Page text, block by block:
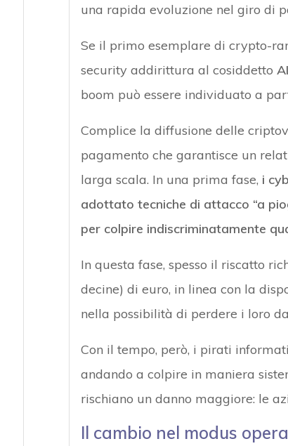
una rapida evoluzione nel giro di
Se il primo esemplare di crypto-
security addirittura al cosiddetto
boom può essere individuato a
Complice la diffusione delle
pagamento che garantisce un
larga scala. In una prima fase, i
adottato tecniche di attacco “a
per colpire indiscriminatamente
In questa fase, spesso il riscatto
decine) di euro, in linea con la
nella possibilità di perdere i loro
Con il tempo, però, i pirati
andando a colpire in maniera
rischiano un danno maggiore: le
Il cambio nel modus